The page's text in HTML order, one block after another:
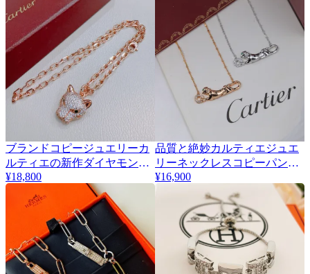
ブランドコピージュエリーカ
ルティエの新作ダイヤモンド
偽物ネックレス 447600
¥18,800
品質と絶妙カルティエジュエ
リーネックレスコピーパンサ
ー ゴールド 447910
¥16,900